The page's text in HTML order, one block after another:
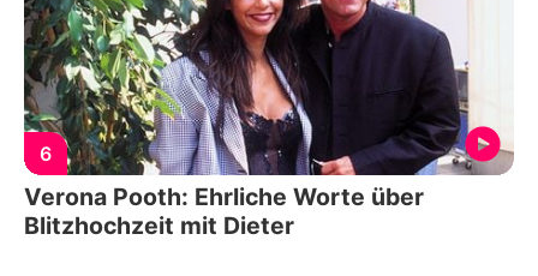
6
Verona Pooth: Ehrliche Worte über
Blitzhochzeit mit Dieter